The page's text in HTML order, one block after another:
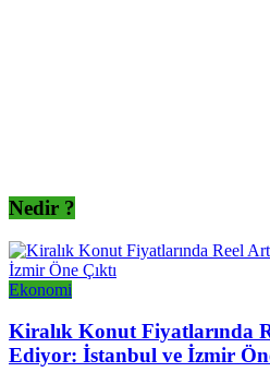
Nedir ?
Ekonomi
Kiralık Konut Fiyatlarında
Ediyor: İstanbul ve İzmir